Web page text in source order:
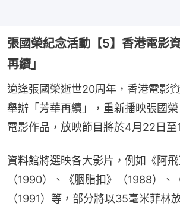
張國榮紀念活動【5】香港電影
再續」
適逢張國榮逝世20周年，香港電影
舉辦「芳華再續」，重新播映張國
電影作品，放映節目將於4月22日至
資料館將選映各大影片，例如《阿飛
（1990）、《胭脂扣》（1988）、
（1991）等，部分將以35毫米菲林